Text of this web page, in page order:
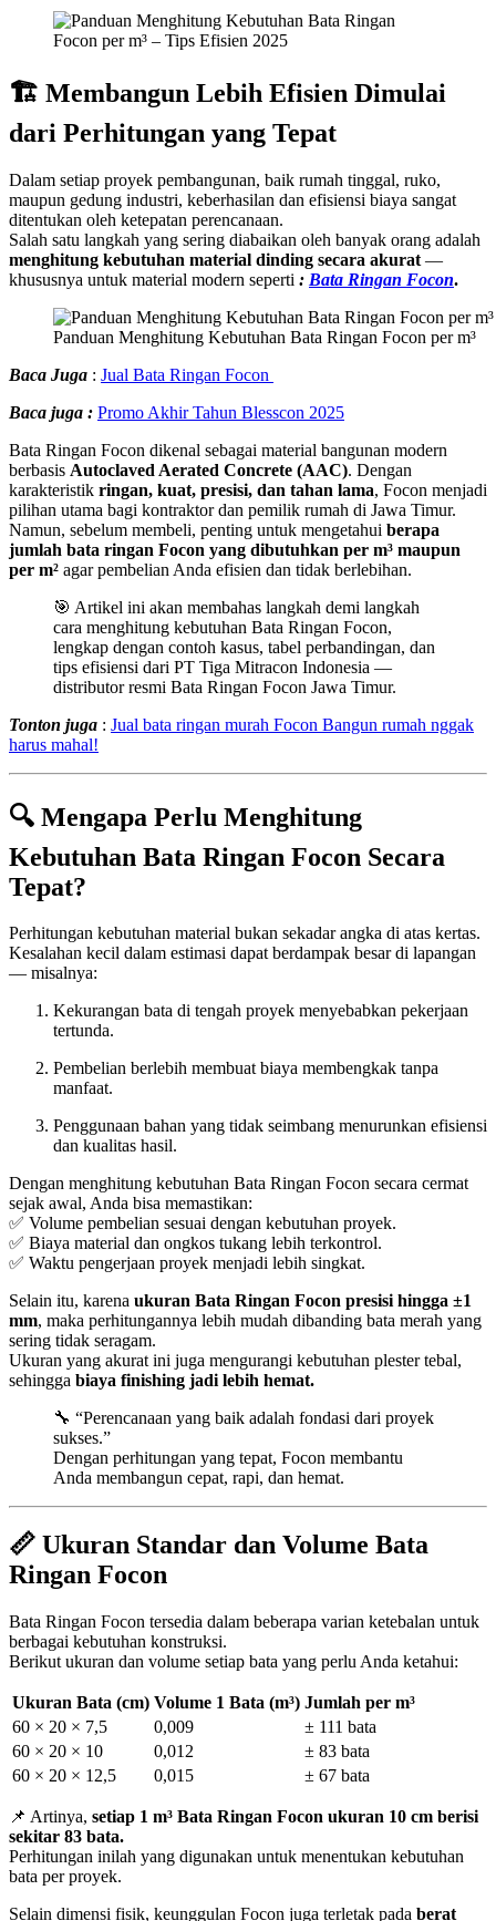
🏗️ Membangun Lebih Efisien Dimulai
dari Perhitungan yang Tepat
Dalam setiap proyek pembangunan, baik rumah tinggal, ruko,
maupun gedung industri, keberhasilan dan efisiensi biaya sangat
ditentukan oleh ketepatan perencanaan.
Salah satu langkah yang sering diabaikan oleh banyak orang adalah
menghitung kebutuhan material dinding secara akurat —
khususnya untuk material modern seperti : Bata Ringan Focon.
Panduan Menghitung Kebutuhan Bata Ringan Focon per m³
Baca Juga : Jual Bata Ringan Focon
Baca juga : Promo Akhir Tahun Blesscon 2025
Bata Ringan Focon dikenal sebagai material bangunan modern
berbasis Autoclaved Aerated Concrete (AAC). Dengan
karakteristik ringan, kuat, presisi, dan tahan lama, Focon menjadi
pilihan utama bagi kontraktor dan pemilik rumah di Jawa Timur.
Namun, sebelum membeli, penting untuk mengetahui berapa
jumlah bata ringan Focon yang dibutuhkan per m³ maupun
per m² agar pembelian Anda efisien dan tidak berlebihan.
🎯 Artikel ini akan membahas langkah demi langkah
cara menghitung kebutuhan Bata Ringan Focon,
lengkap dengan contoh kasus, tabel perbandingan, dan
tips efisiensi dari PT Tiga Mitracon Indonesia —
distributor resmi Bata Ringan Focon Jawa Timur.
Tonton juga : Jual bata ringan murah Focon Bangun rumah nggak
harus mahal!
🔍 Mengapa Perlu Menghitung
Kebutuhan Bata Ringan Focon Secara
Tepat?
Perhitungan kebutuhan material bukan sekadar angka di atas kertas.
Kesalahan kecil dalam estimasi dapat berdampak besar di lapangan
— misalnya:
Kekurangan bata di tengah proyek menyebabkan pekerjaan
tertunda.
Pembelian berlebih membuat biaya membengkak tanpa
manfaat.
Penggunaan bahan yang tidak seimbang menurunkan efisiensi
dan kualitas hasil.
Dengan menghitung kebutuhan Bata Ringan Focon secara cermat
sejak awal, Anda bisa memastikan:
✅ Volume pembelian sesuai dengan kebutuhan proyek.
✅ Biaya material dan ongkos tukang lebih terkontrol.
✅ Waktu pengerjaan proyek menjadi lebih singkat.
Selain itu, karena ukuran Bata Ringan Focon presisi hingga ±1
mm, maka perhitungannya lebih mudah dibanding bata merah yang
sering tidak seragam.
Ukuran yang akurat ini juga mengurangi kebutuhan plester tebal,
sehingga biaya finishing jadi lebih hemat.
🔧 “Perencanaan yang baik adalah fondasi dari proyek
sukses.”
Dengan perhitungan yang tepat, Focon membantu
Anda membangun cepat, rapi, dan hemat.
📏 Ukuran Standar dan Volume Bata
Ringan Focon
Bata Ringan Focon tersedia dalam beberapa varian ketebalan untuk
berbagai kebutuhan konstruksi.
Berikut ukuran dan volume setiap bata yang perlu Anda ketahui:
Ukuran Bata (cm) Volume 1 Bata (m³) Jumlah per m³
60 × 20 × 7,5
0,009
± 111 bata
60 × 20 × 10
0,012
± 83 bata
60 × 20 × 12,5
0,015 ± 67 bata
📌 Artinya, setiap 1 m³ Bata Ringan Focon ukuran 10 cm berisi
sekitar 83 bata.
Perhitungan inilah yang digunakan untuk menentukan kebutuhan
bata per proyek.
Selain dimensi fisik, keunggulan Focon juga terletak pada berat